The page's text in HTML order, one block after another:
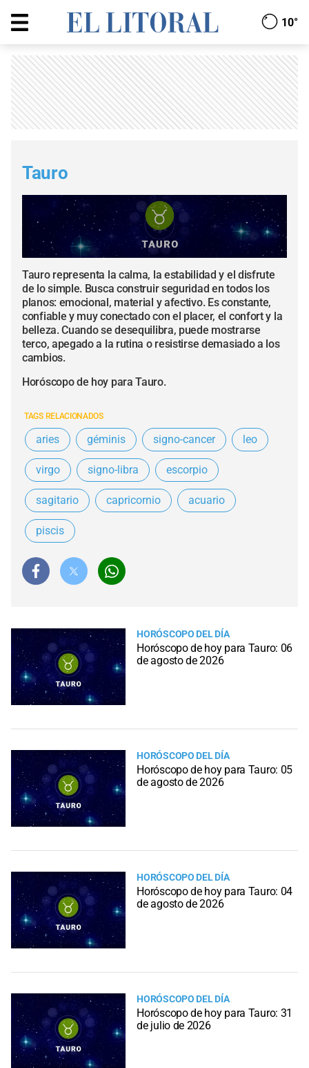
10°
Tauro
Tauro representa la calma, la estabilidad y el disfrute
de lo simple. Busca construir seguridad en todos los
planos: emocional, material y afectivo. Es constante,
confiable y muy conectado con el placer, el confort y la
belleza. Cuando se desequilibra, puede mostrarse
terco, apegado a la rutina o resistirse demasiado a los
cambios.
Horóscopo de hoy para Tauro.
TAGS RELACIONADOS
aries géminis signo-cancer leo
virgo signo-libra escorpio
sagitario capricornio acuario
piscis
HORÓSCOPO DEL DÍA
Horóscopo de hoy para Tauro: 06
de agosto de 2026
HORÓSCOPO DEL DÍA
Horóscopo de hoy para Tauro: 05
de agosto de 2026
HORÓSCOPO DEL DÍA
Horóscopo de hoy para Tauro: 04
de agosto de 2026
HORÓSCOPO DEL DÍA
Horóscopo de hoy para Tauro: 31
de julio de 2026